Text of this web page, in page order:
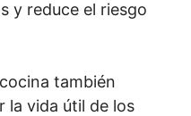
y reduce el riesgo
también
la vida útil de los